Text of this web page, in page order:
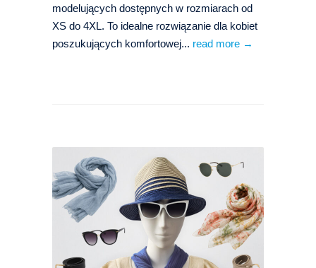
modelujących dostępnych w rozmiarach od
XS do 4XL. To idealne rozwiązanie dla kobiet
poszukujących komfortowej... read more →